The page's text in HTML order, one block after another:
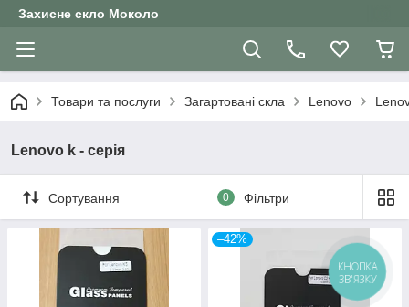
Захисне скло Moколо
Товари та послуги Загартовані скла Lenovo
Lenovo k - серія
Сортування 0 Фільтри
–42%
КНОПКА
ЗВ'ЯЗКУ